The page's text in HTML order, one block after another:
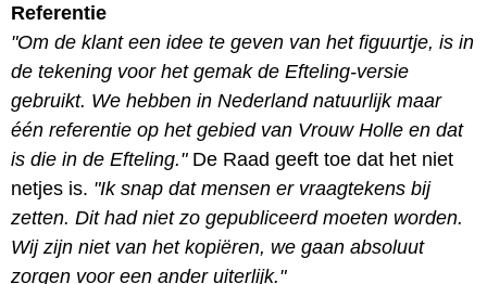
Referentie
"Om de klant een idee te geven van het figuurtje, is in
de tekening voor het gemak de Efteling-versie
gebruikt. We hebben in Nederland natuurlijk maar
één referentie op het gebied van Vrouw Holle en dat
is die in de Efteling."De Raad geeft toe dat het niet
netjes is. "Ik snap dat mensen er vraagtekens bij
zetten. Dit had niet zo gepubliceerd moeten worden.
Wij zijn niet van het kopiëren, we gaan absoluut
zorgen voor een ander uiterlijk."